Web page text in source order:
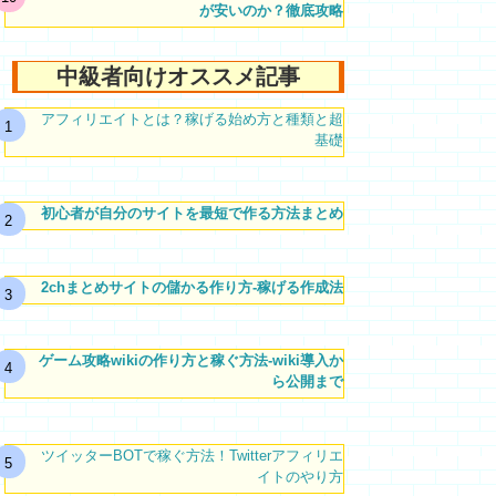
が安いのか？徹底攻略
中級者向けオススメ記事
アフィリエイトとは？稼げる始め方と種類と超
基礎
初心者が自分のサイトを最短で作る方法まとめ
2chまとめサイトの儲かる作り方-稼げる作成法
ゲーム攻略wikiの作り方と稼ぐ方法-wiki導入か
ら公開まで
ツイッターBOTで稼ぐ方法！Twitterアフィリエ
イトのやり方